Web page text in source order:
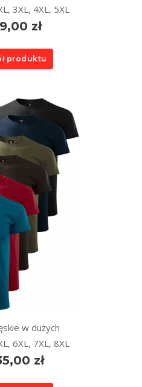
3XL, 4XL, 5XL
zł
produktu
w dużych
6XL, 7XL, 8XL
zł